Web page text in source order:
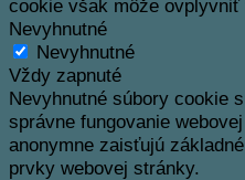
cookie však môže
Nevyhnutné
Nevyhnutné
Vždy zapnuté
Nevyhnutné súbory cookie
správne fungovanie
anonymne zaisťujú
prvky webovej stránky.